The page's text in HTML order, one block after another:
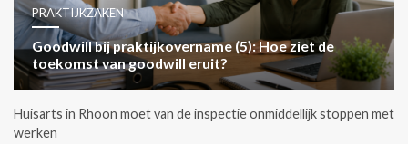
PRAKTIJKZAKEN
Goodwill bij praktijkovername (5): Hoe ziet de
toekomst van goodwill eruit?
Huisarts in Rhoon moet van de inspectie onmiddellijk stoppen met
werken